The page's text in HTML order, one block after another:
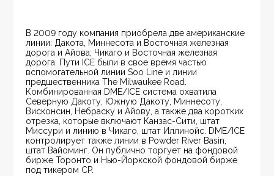
В 2009 году компания приобрела две американские
линии: Дакота, Миннесота и Восточная железная
дорога и Айова; Чикаго и Восточная железная
дорога. Пути ICE были в свое время частью
вспомогательной линии Soo Line и линии
предшественника The Milwaukee Road.
Комбинированная DME/ICE система охватила
Северную Дакоту, Южную Дакоту, Миннесоту,
Висконсин, Небраску и Айову, а также два коротких
отрезка, которые включают Канзас-Сити, штат
Миссури и линию в Чикаго, штат Иллинойс. DME/ICE
контролирует также линии в Powder River Basin,
штат Вайоминг. Он публично торгует на фондовой
бирже Торонто и Нью-Йоркской фондовой бирже
под тикером CP.